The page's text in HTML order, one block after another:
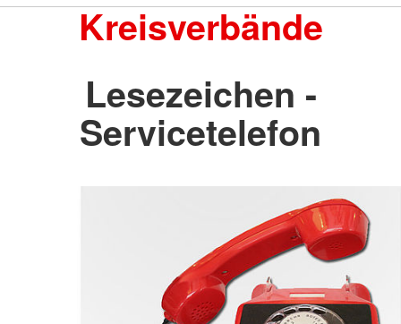
Kreisverbände
Lesezeichen -
Servicetelefon